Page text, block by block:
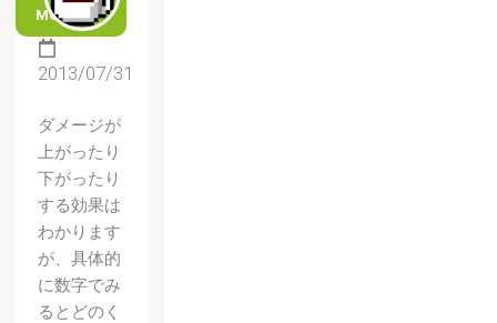
MORE
2013/07/31
ダメージが
上がったり
下がったり
する効果は
わかります
が、具体的
に数字でみ
るとどのく